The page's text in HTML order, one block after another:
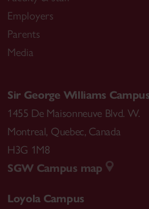
Employers
Parents
Media
Sir George Williams Campus
1455 De Maisonneuve Blvd. W.
Montreal, Quebec, Canada
H3G 1M8
SGW Campus map
Loyola Campus